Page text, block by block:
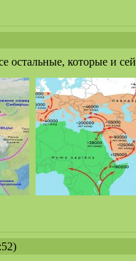
остальные, которые и